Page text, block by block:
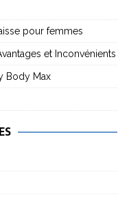
pour femmes
et Inconvénients
Body Max